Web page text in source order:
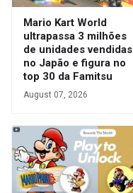
Mario Kart World
ultrapassa 3 milhões
de unidades vendidas
no Japão e figura no
top 30 da Famitsu
August 07, 2026